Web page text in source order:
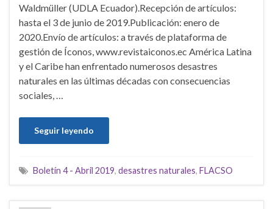
Waldmüller (UDLA Ecuador).Recepción de artículos:
hasta el 3 de junio de 2019.Publicación: enero de
2020.Envío de artículos: a través de plataforma de
gestión de Íconos, www.revistaiconos.ec América Latina
y el Caribe han enfrentado numerosos desastres
naturales en las últimas décadas con consecuencias
sociales, …
Seguir leyendo
Boletín 4 - Abril 2019, desastres naturales, FLACSO